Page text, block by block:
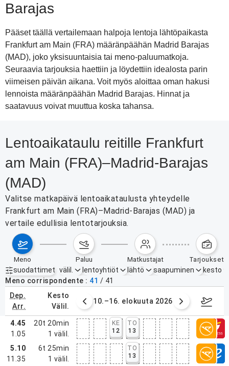
Barajas
Pääset täällä vertailemaan halpoja lentoja lähtöpaikasta
Frankfurt am Main (FRA) määränpäähän Madrid Barajas
(MAD), joko yksisuuntaisia tai meno-paluumatkoja.
Seuraavia tarjouksia haettiin ja löydettiin idealosta parin
viimeisen päivän aikana. Voit myös aloittaa oman hakusi
lennoista määränpäähän Madrid Barajas. Hinnat ja
saatavuus voivat muuttua koska tahansa.
Lentoaikataulu reitille Frankfurt
am Main (FRA)–Madrid-Barajas
(MAD)
Valitse matkapäivä lentoaikataulusta yhteydelle
Frankfurt am Main (FRA)–Madrid-Barajas (MAD) ja
vertaile edullisia lentotarjouksia.
meno paluu matkustajat tarjoukset
suodattimet
Aktiiviset suodattimet ei mitään
välil. lentoyhtiöt lähtö saapuminen
kesto
Meno corrispondente
41 / 41
dep.
arr.
kesto
välil.
elokuuta 2026 10.–16. elokuuta 2026
4.45
1.05
20t 20min
1 välil.
KE
12
TO
13
5.10
11.35
6t 25min
1 välil.
TO
13